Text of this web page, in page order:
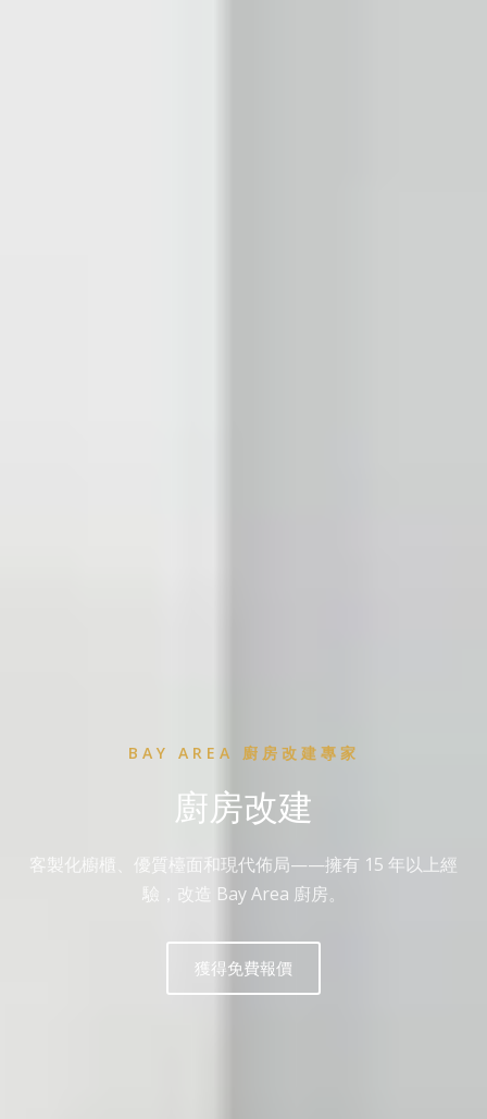
BAY AREA 廚房改建專家
廚房改建
客製化櫥櫃、優質檯面和現代佈局——擁有 15 年以上經
驗，改造 Bay Area 廚房。
獲得免費報價